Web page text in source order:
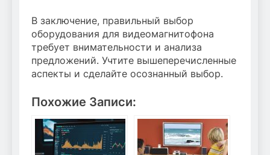
В заключение, правильный выбор
оборудования для видеомагнитофона
требует внимательности и анализа
предложений. Учтите вышеперечисленные
аспекты и сделайте осознанный выбор.
Похожие Записи: